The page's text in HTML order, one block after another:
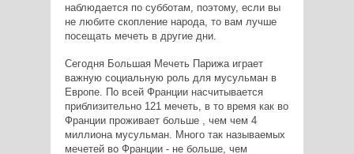
наблюдается по субботам, поэтому, если вы
не любите скопление народа, то вам лучше
посещать мечеть в другие дни.
Сегодня Большая Мечеть Парижа играет
важную социальную роль для мусульман в
Европе. По всей Франции насчитывается
приблизительно 121 мечеть, в то время как во
Франции проживает больше , чем чем 4
миллиона мусульман. Много так называемых
мечетей во Франции - не больше, чем